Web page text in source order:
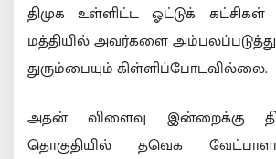
திமுக உள்ளிட்ட ஓட்டுக் கட்சிகள்
மத்தியில் அவர்களை
துரும்பையும் கிள்ளிப்போடவில்லை.
அதன் விளைவு இன்றைக்கு
தொகுதியில் தவெக